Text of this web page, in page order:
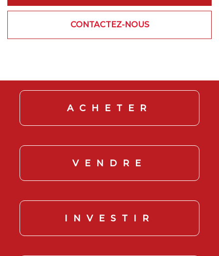
CONTACTEZ-NOUS
ACHETER
VENDRE
INVESTIR